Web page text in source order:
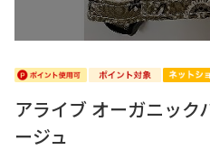
アライブ オーガニック
ージュ